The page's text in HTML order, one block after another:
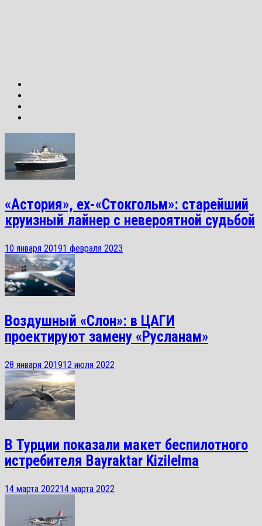
«Астория», ex-«Стокгольм»: старейший
круизный лайнер с невероятной судьбой
10 января 20191 февраля 2023
Воздушный «Слон»: в ЦАГИ
проектируют замену «Русланам»
28 января 201912 июля 2022
В Турции показали макет беспилотного
истребителя Bayraktar Kizilelma
14 марта 202214 марта 2022